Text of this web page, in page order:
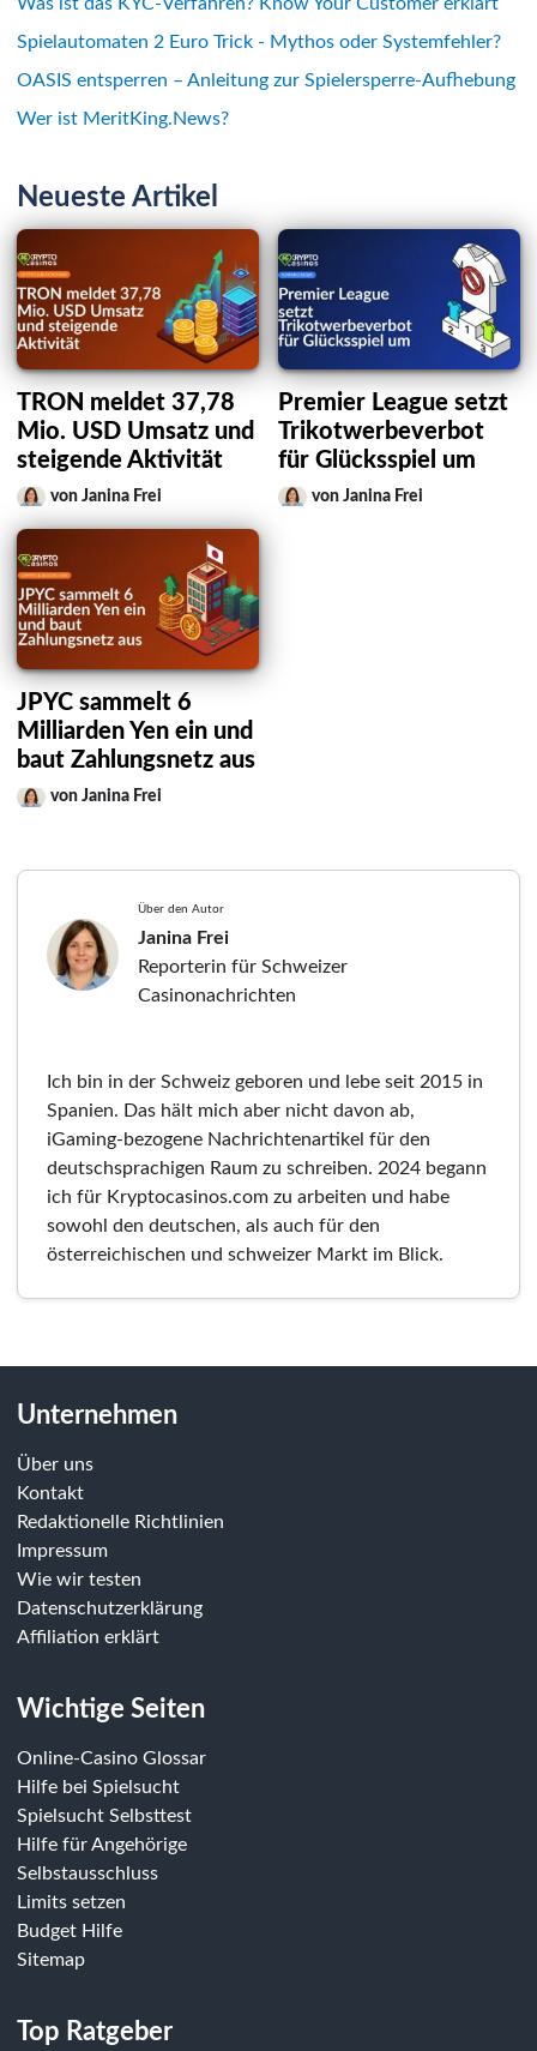
Spielautomaten 2 Euro Trick - Mythos oder Systemfehler?
OASIS entsperren – Anleitung zur Spielersperre-Aufhebung
Wer ist MeritKing.News?
Neueste Artikel
TRON meldet 37,78
Mio. USD Umsatz und
steigende Aktivität
von Janina Frei
Premier League setzt
Trikotwerbeverbot
für Glücksspiel um
von Janina Frei
JPYC sammelt 6
Milliarden Yen ein und
baut Zahlungsnetz aus
von Janina Frei
Über den Autor
Janina Frei
Reporterin für Schweizer
Casinonachrichten
Ich bin in der Schweiz geboren und lebe seit 2015 in
Spanien. Das hält mich aber nicht davon ab,
iGaming-bezogene Nachrichtenartikel für den
deutschsprachigen Raum zu schreiben. 2024 begann
ich für Kryptocasinos.com zu arbeiten und habe
sowohl den deutschen, als auch für den
österreichischen und schweizer Markt im Blick.
Unternehmen
Über uns
Kontakt
Redaktionelle Richtlinien
Impressum
Wie wir testen
Datenschutzerklärung
Affiliation erklärt
Wichtige Seiten
Online-Casino Glossar
Hilfe bei Spielsucht
Spielsucht Selbsttest
Hilfe für Angehörige
Selbstausschluss
Limits setzen
Budget Hilfe
Sitemap
Top Ratgeber